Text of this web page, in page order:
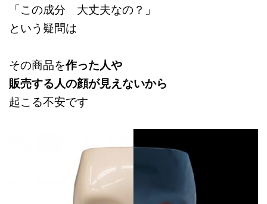
「この成分 大丈夫なの？」
という疑問は
その商品を作った人や
販売する人の顔が見えないから
起こる不安です